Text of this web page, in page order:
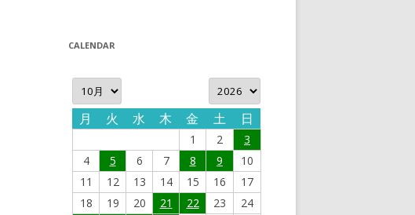
CALENDAR
月 火 水 木 金 土 日
1 2
3
4
5 6 7 8 9
10
11
12 13 14 15 16
17
18
19 20 21 22 23
24